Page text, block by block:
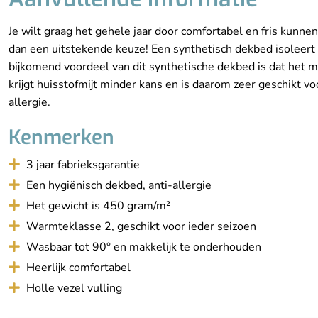
Je wilt graag het gehele jaar door comfortabel en fris
dan een uitstekende keuze! Een synthetisch dekbed
bijkomend voordeel van dit synthetische dekbed is dat het
krijgt huisstofmijt minder kans en is daarom zeer geschikt
allergie.
Kenmerken
3 jaar fabrieksgarantie
Een hygiënisch dekbed, anti-allergie
Het gewicht is 450 gram/m²
Warmteklasse 2, geschikt voor ieder seizoen
Wasbaar tot 90° en makkelijk te onderhouden
Heerlijk comfortabel
Holle vezel vulling